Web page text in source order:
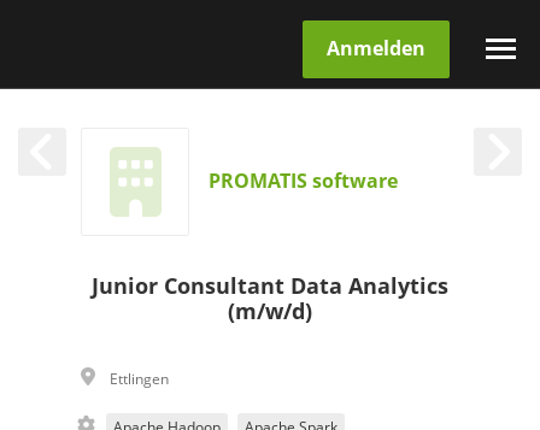
Anmelden
PROMATIS software
Junior Consultant Data Analytics
(m/w/d)
Ettlingen